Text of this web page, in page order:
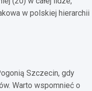
w polskiej hierarchii
Szczecin, gdy
Warto wspomnieć o